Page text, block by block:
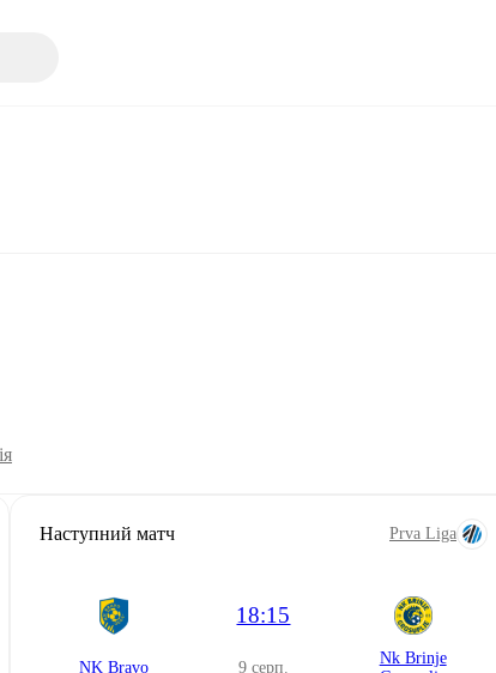
Наступний матч Prva Liga
NK Bravo
18:15
9 серп.
Nk Brinje